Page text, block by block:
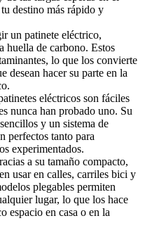
destino más rápido y
un patinete eléctrico,
huella de carbono. Estos
lo que los convierte
desean hacer su parte en la
eléctricos son fáciles
nunca han probado uno. Su
y un sistema de
perfectos tanto para
experimentados.
a su tamaño compacto,
usar en calles, carriles bici y
plegables permiten
lugar, lo que los hace
espacio en casa o en la